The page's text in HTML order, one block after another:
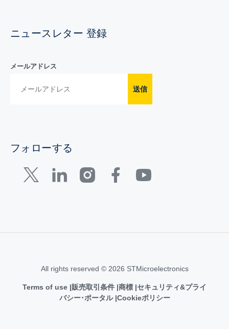
ニュースレター 登録
メールアドレス
送信
フォローする
All rights reserved © 2026 STMicroelectronics
Terms of use 販売取引条件 商標 セキュリティ&プライ
バシー･ポータル Cookieポリシー